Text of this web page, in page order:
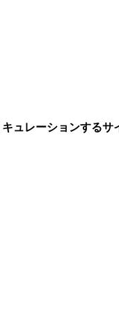
ュレーションするサ